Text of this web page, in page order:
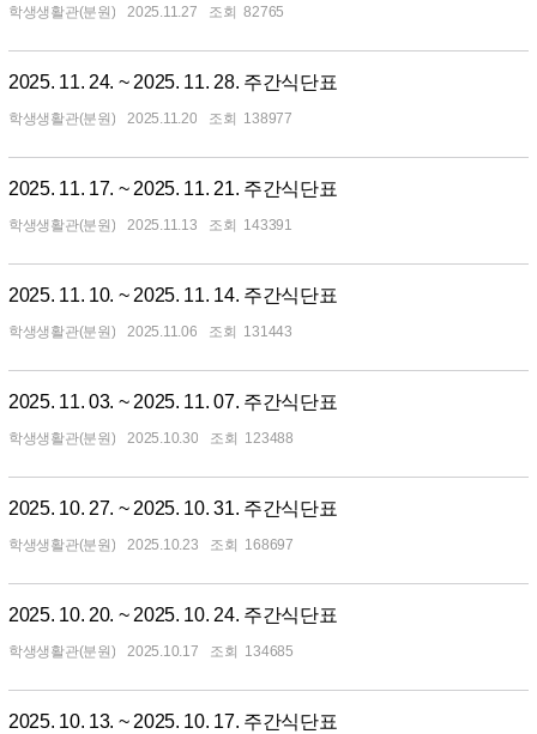
학생생활관(분원) 2025.11.27 82765
2025. 11. 24. ~ 2025. 11. 28. 주간식단표
학생생활관(분원) 2025.11.20 138977
2025. 11. 17. ~ 2025. 11. 21. 주간식단표
학생생활관(분원) 2025.11.13 143391
2025. 11. 10. ~ 2025. 11. 14. 주간식단표
학생생활관(분원) 2025.11.06 131443
2025. 11. 03. ~ 2025. 11. 07. 주간식단표
학생생활관(분원) 2025.10.30 123488
2025. 10. 27. ~ 2025. 10. 31. 주간식단표
학생생활관(분원) 2025.10.23 168697
2025. 10. 20. ~ 2025. 10. 24. 주간식단표
학생생활관(분원) 2025.10.17 134685
2025. 10. 13. ~ 2025. 10. 17. 주간식단표